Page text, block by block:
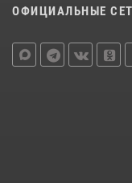
ОФИЦИАЛЬНЫЕ